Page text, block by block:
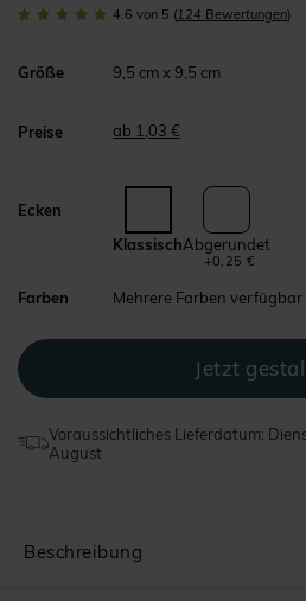
4.6 von 5 (124 Bewertungen)
Größe 9,5 cm x 9,5 cm
Preise ab 1,03 €
Ecken
KlassischAbgerundet
+0,25 €
Farben Mehrere Farben verfügbar
Voraussichtliches Lieferdatum:
August
Beschreibung